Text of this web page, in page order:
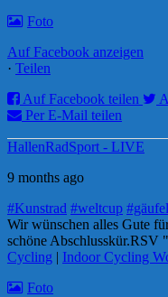
Foto
Auf Facebook anzeigen
· Teilen
Auf Facebook teilen
Per E-Mail teilen
HallenRadSport - LIVE
9 months ago
#Kunstrad #weltcup
Wir wünschen alles Gute
schöne Abschlusskür.RSV
Cycling
Indoor Cycling
Foto